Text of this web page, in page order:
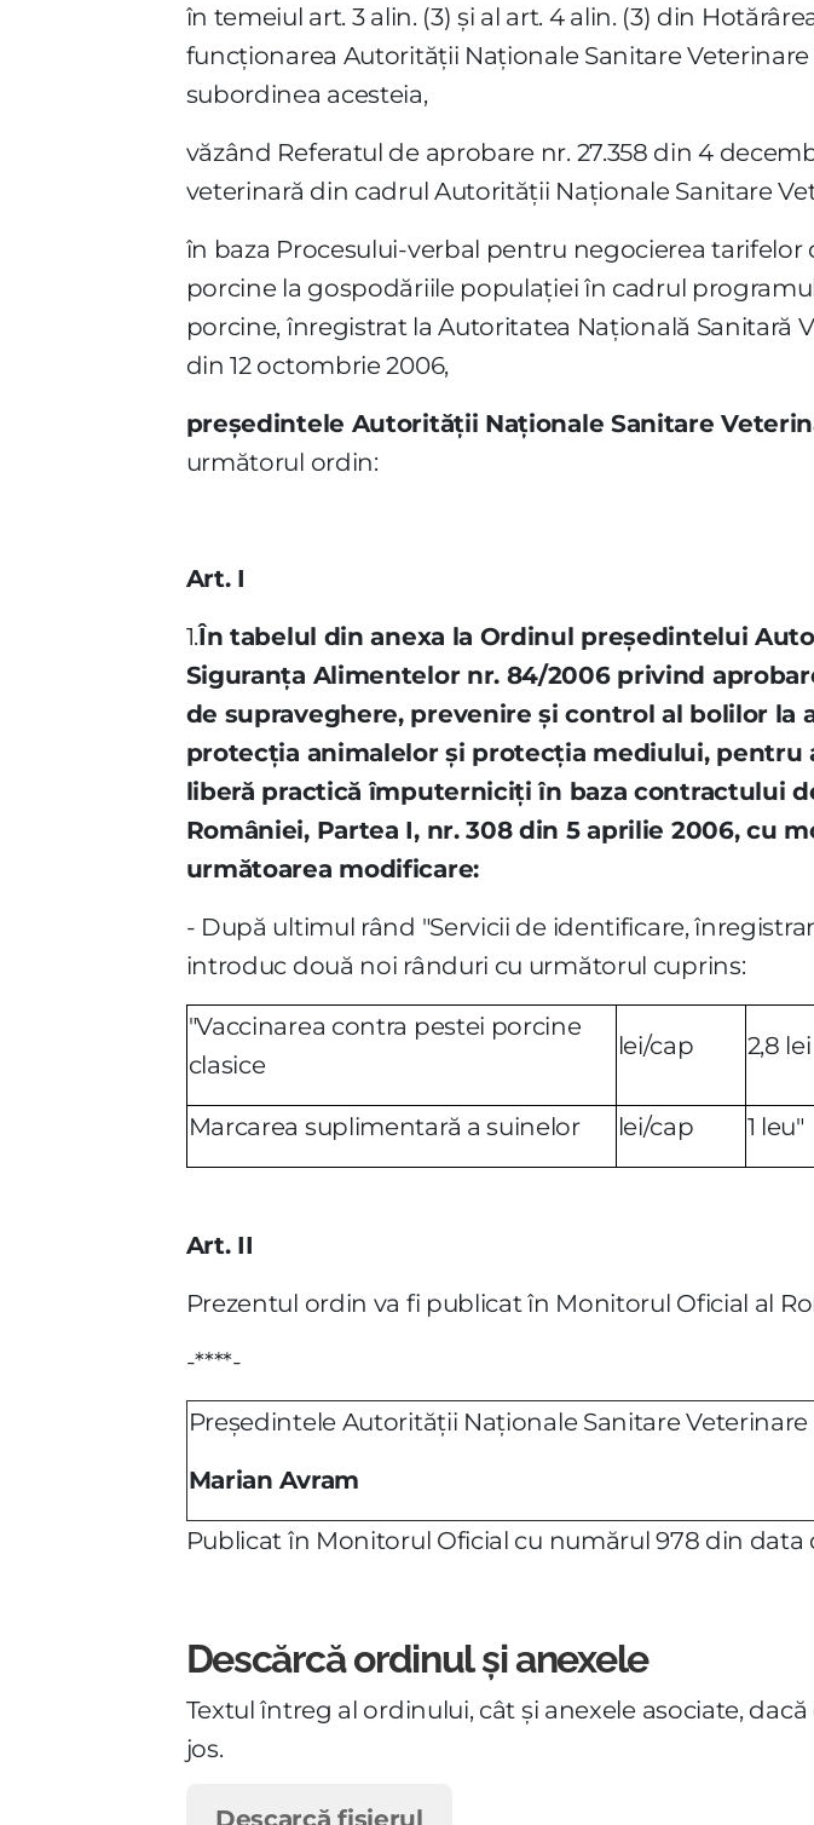
în temeiul art. 3 alin. (3) şi al art. 4 alin. (3) din
funcţionarea Autorităţii Naţionale Sanitare
subordinea acesteia,
văzând Referatul de aprobare nr. 27.358 din 4
veterinară din cadrul Autorităţii Naţionale Sanitare
în baza Procesului-verbal pentru negocierea
porcine la gospodăriile populaţiei în cadrul
porcine, înregistrat la Autoritatea Naţională Sanitară
din 12 octombrie 2006,
preşedintele Autorităţii Naţionale Sanitare
următorul ordin:
Art. I
1.În tabelul din anexa la Ordinul preşedintelui
Siguranţa Alimentelor nr. 84/2006 privind
de supraveghere, prevenire şi control al bolilor la
protecţia animalelor şi protecţia mediului,
liberă practică împuterniciţi în baza contractului
României, Partea I, nr. 308 din 5 aprilie 2006, cu
următoarea modificare:
- După ultimul rând "Servicii de identificare,
introduc două noi rânduri cu următorul cuprins:
"Vaccinarea contra pestei porcine
clasice
lei/cap 2,8 lei
Marcarea suplimentară a suinelor lei/cap 1 leu"
Art. II
Prezentul ordin va fi publicat în Monitorul Oficial al
-****-
Preşedintele Autorităţii Naţionale Sanitare
Marian Avram
Publicat în Monitorul Oficial cu numărul 978 din data
Descărcă ordinul și anexele
Textul întreg al ordinului, cât și anexele asociate,
jos.
Descarcă fișierul